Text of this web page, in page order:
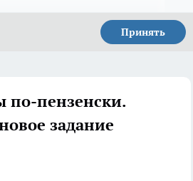
Принять
по-пензенски.
задание